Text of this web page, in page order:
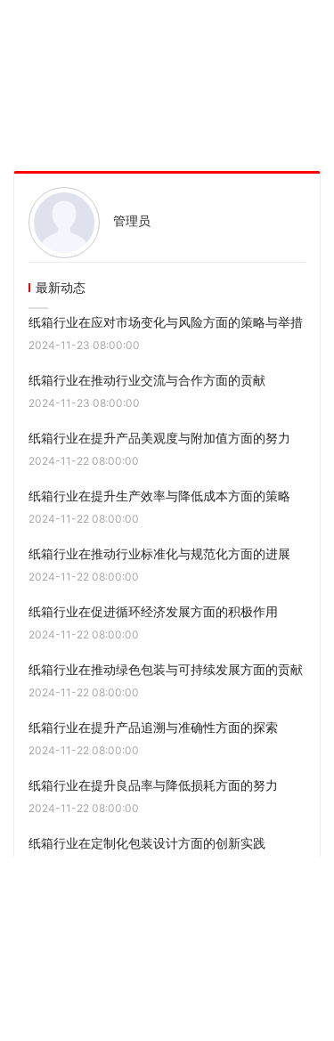
管理员
最新动态
纸箱行业在应对市场变化与风险方面的策略与举措
2024-11-23 08:00:00
纸箱行业在推动行业交流与合作方面的贡献
2024-11-23 08:00:00
纸箱行业在提升产品美观度与附加值方面的努力
2024-11-22 08:00:00
纸箱行业在提升生产效率与降低成本方面的策略
2024-11-22 08:00:00
纸箱行业在推动行业标准化与规范化方面的进展
2024-11-22 08:00:00
纸箱行业在促进循环经济发展方面的积极作用
2024-11-22 08:00:00
纸箱行业在推动绿色包装与可持续发展方面的贡献
2024-11-22 08:00:00
纸箱行业在提升产品追溯与准确性方面的探索
2024-11-22 08:00:00
纸箱行业在提升良品率与降低损耗方面的努力
2024-11-22 08:00:00
纸箱行业在定制化包装设计方面的创新实践